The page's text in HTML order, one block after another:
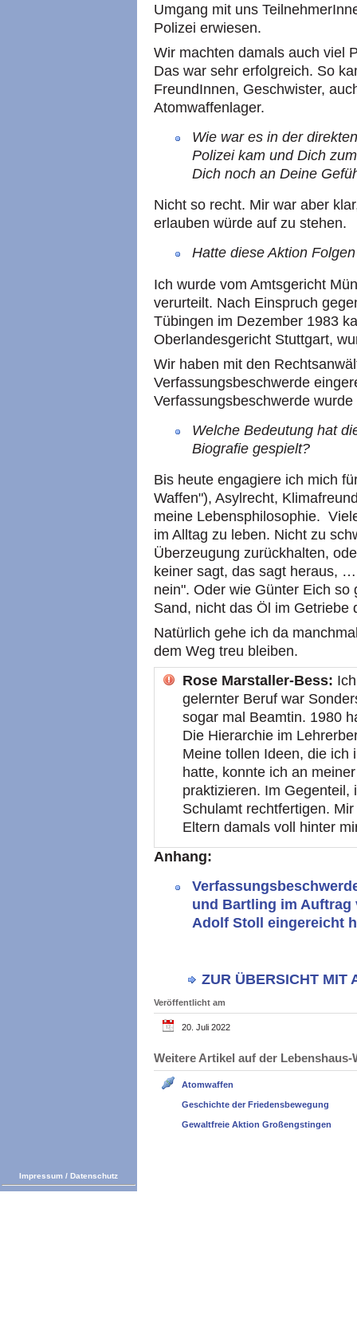
Umgang mit uns
Polizei erwiesen.
Wir machten damals auch viel
Das war sehr erfolgreich. So
FreundInnen, Geschwister,
Atomwaffenlager.
Wie war es in der
Polizei kam und Dich
Dich noch an Deine
Nicht so recht. Mir war aber
erlauben würde auf zu stehen.
Hatte diese Aktion
Ich wurde vom Amtsgericht
verurteilt. Nach Einspruch
Tübingen im Dezember 1983
Oberlandesgericht Stuttgart,
Wir haben mit den
Verfassungsbeschwerde
Verfassungsbeschwerde
Welche Bedeutung hat
Biografie gespielt?
Bis heute engagiere ich mich
Waffen"), Asylrecht,
meine Lebensphilosophie.
im Alltag zu leben. Nicht zu
Überzeugung zurückhalten,
keiner sagt, das sagt heraus,
nein". Oder wie Günter Eich
Sand, nicht das Öl im
Natürlich gehe ich da
dem Weg treu bleiben.
Rose Marstaller-Bess:
gelernter Beruf war
sogar mal Beamtin. 1980
Die Hierarchie im
Meine tollen Ideen, die ich
hatte, konnte ich an
praktizieren. Im Gegenteil,
Schulamt rechtfertigen.
Eltern damals voll hinter
Anhang:
und Bartling im Auftrag
Adolf Stoll eingereicht
ZUR ÜBERSICHT MIT
Veröffentlicht am
20. Juli 2022
Weitere Artikel auf der
Atomwaffen
Geschichte der Friedensbewegung
Gewaltfreie Aktion Großengstingen
Impressum / Datenschutz